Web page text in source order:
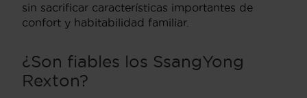
sin sacrificar características importantes de
confort y habitabilidad familiar.
¿Son fiables los SsangYong
Rexton?